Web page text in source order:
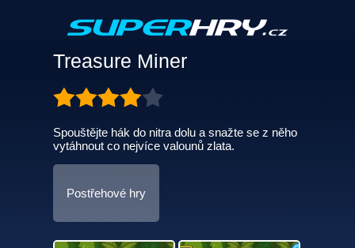
Treasure Miner
Spouštějte hák do nitra dolu a snažte se z něho
vytáhnout co nejvíce valounů zlata.
Postřehové hry